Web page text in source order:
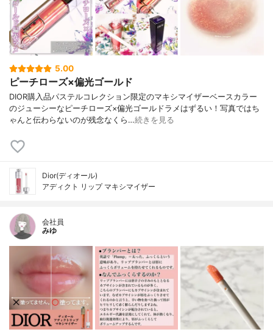
5.00
ピーチローズ×偏光ゴールド
DIOR購入品パステルコレクション限定のマキシマイザーベースカラー
のジューシーなピーチローズ×偏光ゴールドラメはずるい！写真ではち
ゃんと伝わらないのが残念なくら…続きを見る
Dior(ディオール)
アディクト リップ マキシマイザー
会社員
みゆ